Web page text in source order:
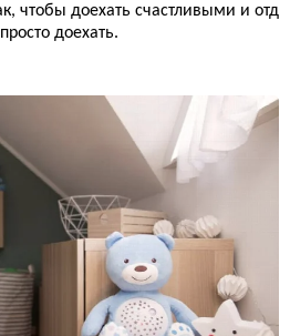
чтобы доехать счастливыми и отд
доехать.